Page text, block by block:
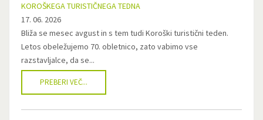
KOROŠKEGA TURISTIČNEGA TEDNA
17. 06. 2026
Bliža se mesec avgust in s tem tudi Koroški turistični teden.
Letos obeležujemo 70. obletnico, zato vabimo vse
razstavljalce, da se...
PREBERI VEČ...